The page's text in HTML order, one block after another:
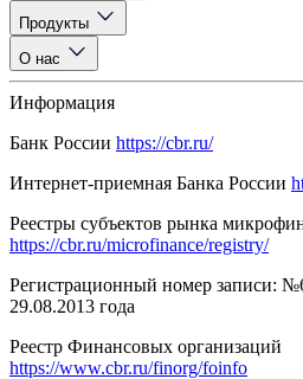
Продукты
О нас
Информация
Банк России https://cbr.ru/
Интернет-приемная Банка России
Реестры субъектов рынка
https://cbr.ru/microfinance/registry/
Регистрационный номер записи:
29.08.2013 года
Реестр Финансовых организаций
https://www.cbr.ru/finorg/foinfo